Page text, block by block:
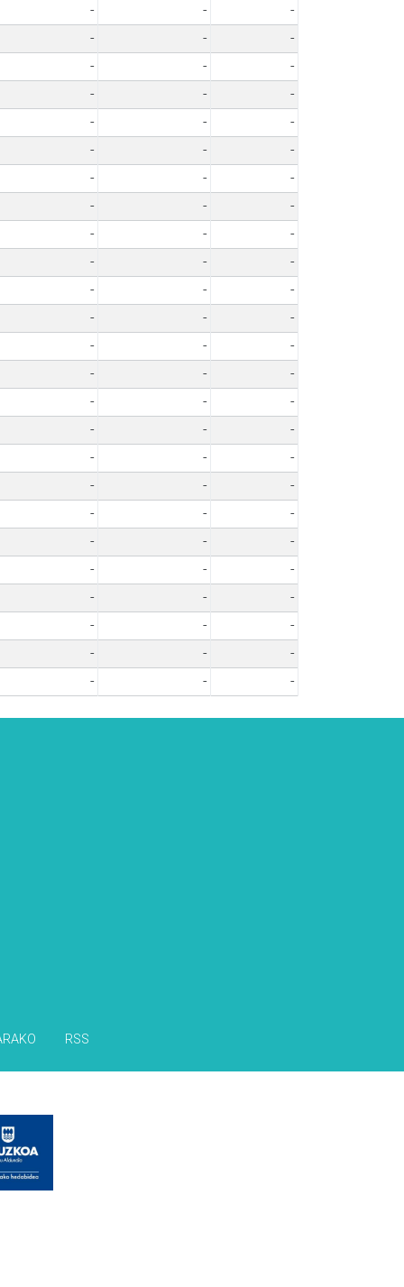
- -
-
- -
-
- -
-
- -
-
- -
-
- -
-
- -
-
- -
-
- -
-
- -
-
- -
-
- -
-
- -
-
- -
-
- -
-
- -
-
- -
-
- -
-
- -
-
- -
-
- -
-
- -
-
- -
-
- -
-
- - -
RSS